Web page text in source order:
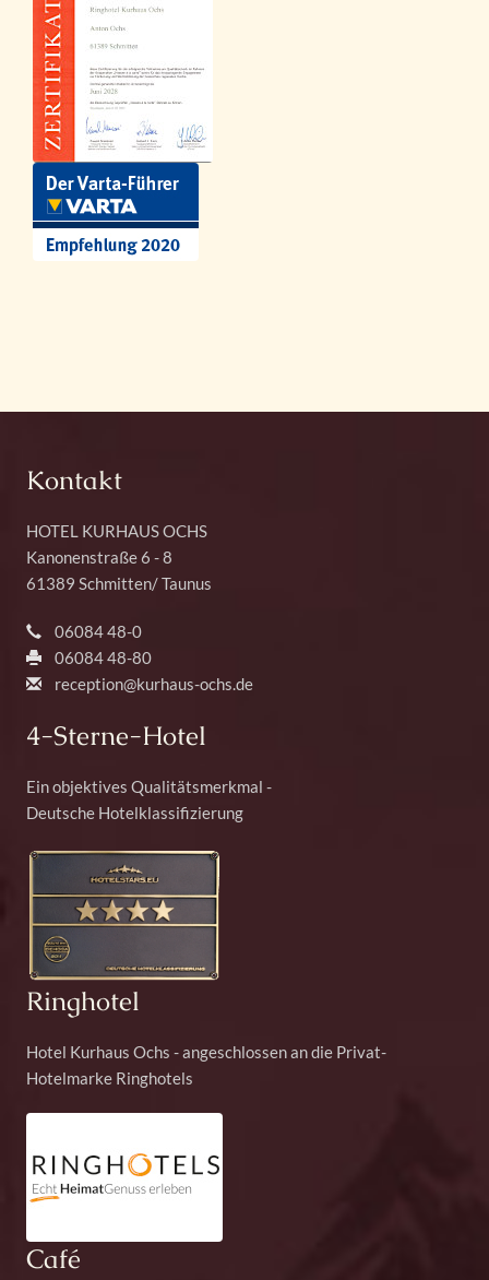
Kontakt
HOTEL KURHAUS OCHS
Kanonenstraße 6 - 8
61389 Schmitten/Taunus
06084 48-0
06084 48-80
reception@kurhaus-ochs.de
4-Sterne-Hotel
Ein objektives Qualitätsmerkmal -
Deutsche Hotelklassifizierung
Ringhotel
Hotel Kurhaus Ochs - angeschlossen an die Privat-
Hotelmarke Ringhotels
Café